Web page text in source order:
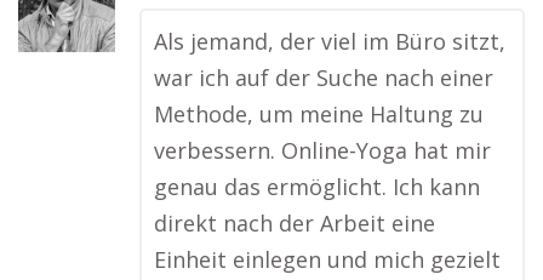
Als jemand, der viel im Büro sitzt,
war ich auf der Suche nach einer
Methode, um meine Haltung zu
verbessern. Online-Yoga hat mir
genau das ermöglicht. Ich kann
direkt nach der Arbeit eine
Einheit einlegen und mich gezielt